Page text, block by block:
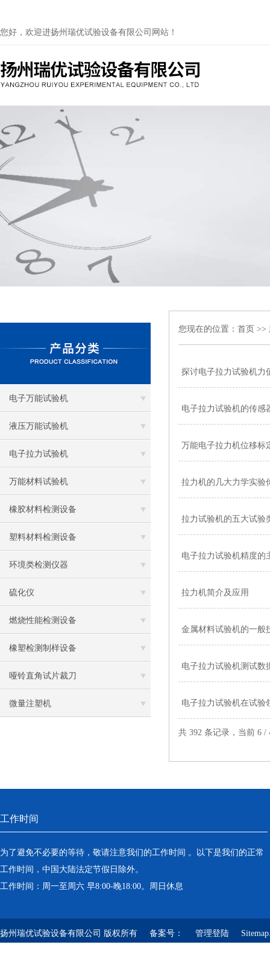
您好，欢迎进扬州瑞优试验设备有限公司网站！
电子万能试验机
液压万能试验机
电子拉力试验机
万能材料试验机
橡胶材料检测设备
塑料材料检测设备
环境类检测仪器
硫化仪
燃烧性能检测设备
橡塑检测制样设备
哑铃直角试片裁刀
微量注塑机
您现在的位置： 首页 >>
探讨电子拉力试验机力
电子拉力试验机的传感
万能电子拉力机位移标
拉力机的几大力学实验
拉力试验机的五大试验
电子拉力试验机精度的
拉力机简介及应用
金属材料试验机的一般
电子拉力试验机测试数
电子拉力试验机在试验
共 392 条记录，当前 6
工作时间
为了避免不必要的等待，敬请注意我们的工作时间 。以下是我们的正常
工作时间，中国大陆法定节假日除外。
工作时间：周一至周六 早8:00-晚18:00。周日休息
扬州瑞优试验设备有限公司 版权所有 备案号： 管理登陆